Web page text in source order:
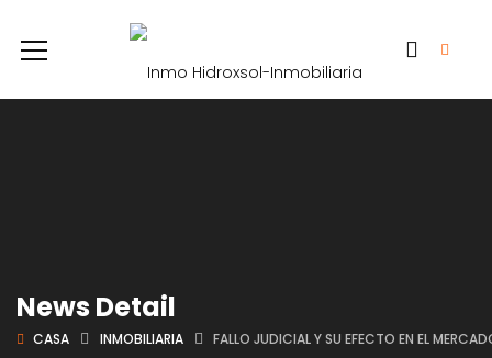
News Detail
CASA INMOBILIARIA FALLO JUDICIAL Y SU EFECTO EN EL